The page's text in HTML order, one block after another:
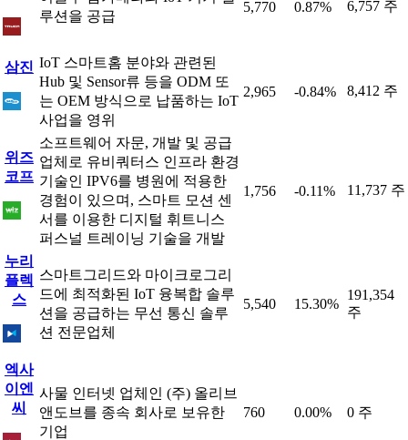
루션을 공급
5,770 0.87% 6,757 주
삼진 IoT 스마트홈 분야와 관련된
Hub 및 Sensor류 등을 ODM 또
는 OEM 방식으로 납품하는 IoT
사업을 영위
2,965 -0.84% 8,412 주
위즈
코프
소프트웨어 자문, 개발 및 공급
업체로 유비쿼터스 인프라 환경
기술인 IPV6를 병원에 적용한
경험이 있으며, 스마트 모션 센
서를 이용한 디지털 휘트니스
퍼스널 트레이닝 기술을 개발
1,756 -0.11% 11,737 주
누리
플렉
스
스마트그리드와 마이크로그리
드에 최적화된 IoT 융복합 솔루
션을 공급하는 무선 통신 솔루
션 전문업체
5,540 15.30%
191,354
주
엑사
이엔
씨
사물 인터넷 업체인 (주) 올리브
앤도브를 종속 회사로 보유한
기업
760 0.00% 0 주